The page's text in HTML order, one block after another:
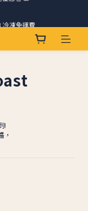
家優惠不錯過！
!
，